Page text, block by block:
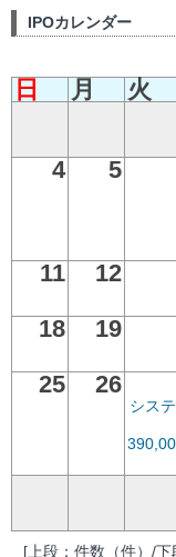
IPOカレンダー
日 月 火
4
5
11 12
18
19
25
26
シス
[上段：件数（件）/